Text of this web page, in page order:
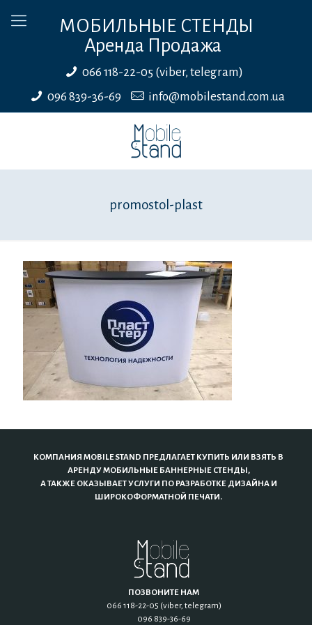
МОБИЛЬНЫЕ СТЕНДЫ
Аренда Продажа
066 118-22-05 (viber, telegram)
096 839-36-69
info@mobilestand.com.ua
promostol-plast
КОМПАНИЯ MOBILE STAND ПРЕДЛАГАЕТ КУПИТЬ ИЛИ ВЗЯТЬ В
АРЕНДУ МОБИЛЬНЫЕ БАННЕРНЫЕ СТЕНДЫ,
А ТАКЖЕ ОКАЗЫВАЕТ УСЛУГИ ПО РАЗРАБОТКЕ ДИЗАЙНА И
ШИРОКОФОРМАТНОЙ ПЕЧАТИ.
ПОЗВОНИТЕ НАМ
066 118-22-05 (viber, telegram)
096 839-36-69